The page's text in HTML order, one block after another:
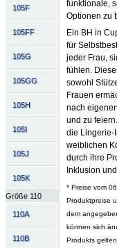
105F
105FF
105G
105GG
105H
105I
105J
105K
Größe 110
110A
110B
funktionale,
Optionen zu
Ein BH in
für
jeder Frau,
fühlen.
sowohl
Frauen
nach
und zu
die Lingerie-
weiblichen
durch ihre
Inklusion
* Preise vom
Produktpreise
dem
können sich
Produkts